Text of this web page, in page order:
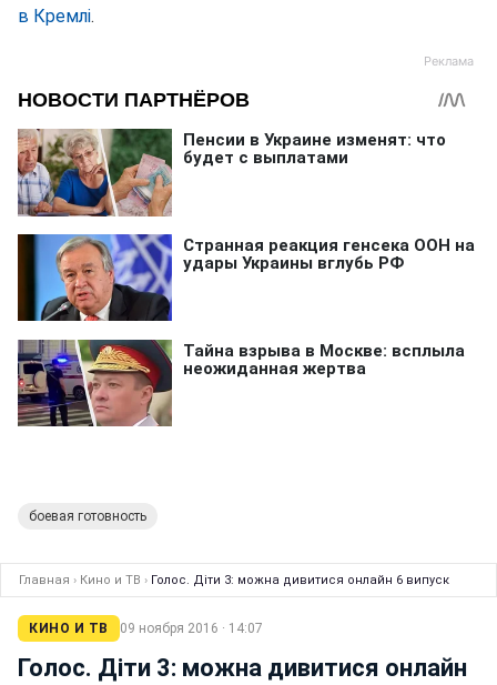
в Кремлі.
боевая готовность
Главная › Кино и ТВ › Голос. Діти 3: можна дивитися онлайн 6 випуск
КИНО И ТВ 09 ноября 2016 · 14:07
Голос. Діти 3: можна дивитися онлайн